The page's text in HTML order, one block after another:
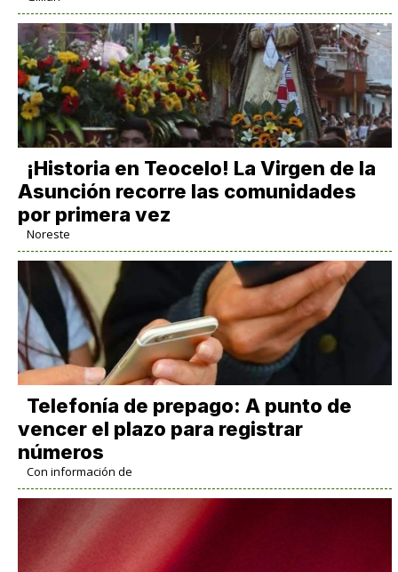
​¡Historia en Teocelo! La Virgen de la
Asunción recorre las comunidades
por primera vez
Noreste
Telefonía de prepago: A punto de
vencer el plazo para registrar
números
Con información de